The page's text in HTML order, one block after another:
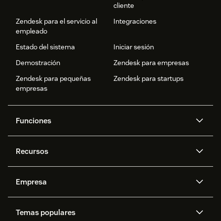
cliente
Zendesk para el servicio al
empleado
Integraciones
Estado del sistema
Iniciar sesión
Demostración
Zendesk para empresas
Zendesk para pequeñas
empresas
Zendesk para startups
Funciones
IA de Zendesk
datos avanzadas
Gestión de tickets
Voz
Foros de la comunidad
Recursos
API y programadores
Historias de clientes
Empresa
Ofertas de empleo
Temas populares